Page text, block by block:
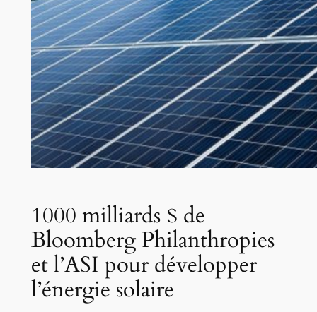
1000 milliards $ de
Bloomberg Philanthropies
et l’ASI pour développer
l’énergie solaire